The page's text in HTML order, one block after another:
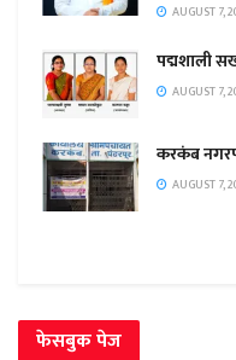
AUGUST 7,
पद्मशाली
AUGUST 7,
करकंब
AUGUST 7,
फेसबुक पेज